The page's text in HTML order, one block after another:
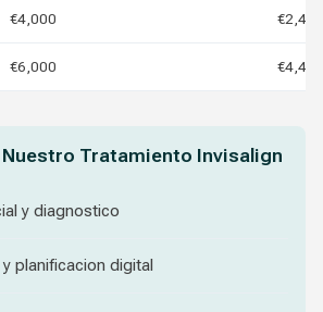
€4,000 €2,400
€6,000 €4,400
Nuestro Tratamiento Invisalign
y diagnostico
planificacion digital